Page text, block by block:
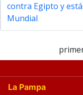
contra Egipto y
Mundial
La Pampa